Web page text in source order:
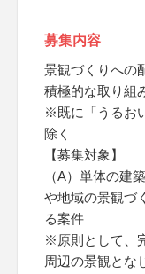
募集内容
景観づくりへの
積極的な取り組
※既に「うるお
除く
【募集対象】
（A）単体の建
や地域の景観づ
る案件
※原則として、
周辺の景観とな